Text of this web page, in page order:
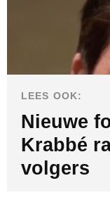
LEES OOK:
Nieuwe
Krabbé
volgers